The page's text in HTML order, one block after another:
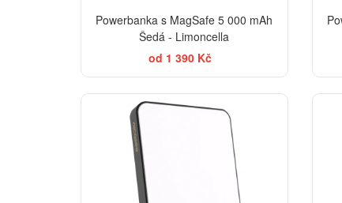
Powerbanka s MagSafe 5 000 mAh
Šedá - Limoncella
od 1 390 Kč